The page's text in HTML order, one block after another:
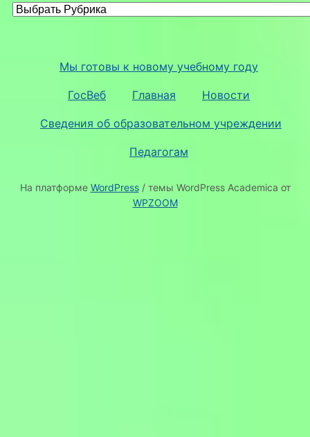
Мы готовы к новому учебному году
ГосВеб Главная Новости
Сведения об образовательном учреждении
Педагогам
На платформе WordPress/ темы WordPress Academica от
WPZOOM